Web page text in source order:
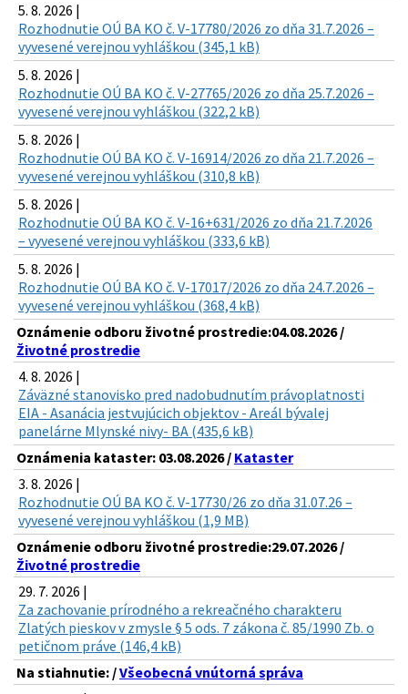
5. 8. 2026 |
Rozhodnutie OÚ BA KO č. V-17780/2026 zo dňa 31.7.2026 –
vyvesené verejnou vyhláškou (345,1 kB)
5. 8. 2026 |
Rozhodnutie OÚ BA KO č. V-27765/2026 zo dňa 25.7.2026 –
vyvesené verejnou vyhláškou (322,2 kB)
5. 8. 2026 |
Rozhodnutie OÚ BA KO č. V-16914/2026 zo dňa 21.7.2026 –
vyvesené verejnou vyhláškou (310,8 kB)
5. 8. 2026 |
Rozhodnutie OÚ BA KO č. V-16+631/2026 zo dňa 21.7.2026
– vyvesené verejnou vyhláškou (333,6 kB)
5. 8. 2026 |
Rozhodnutie OÚ BA KO č. V-17017/2026 zo dňa 24.7.2026 –
vyvesené verejnou vyhláškou (368,4 kB)
Oznámenie odboru životné prostredie:04.08.2026 /
Životné prostredie
4. 8. 2026 |
Záväzné stanovisko pred nadobudnutím právoplatnosti
EIA - Asanácia jestvujúcich objektov - Areál bývalej
panelárne Mlynské nivy- BA (435,6 kB)
Oznámenia kataster: 03.08.2026 / Kataster
3. 8. 2026 |
Rozhodnutie OÚ BA KO č. V-17730/26 zo dňa 31.07.26 –
vyvesené verejnou vyhláškou (1,9 MB)
Oznámenie odboru životné prostredie:29.07.2026 /
Životné prostredie
29. 7. 2026 |
Za zachovanie prírodného a rekreačného charakteru
Zlatých pieskov v zmysle § 5 ods. 7 zákona č. 85/1990 Zb. o
petičnom práve (146,4 kB)
Na stiahnutie: /Všeobecná vnútorná správa